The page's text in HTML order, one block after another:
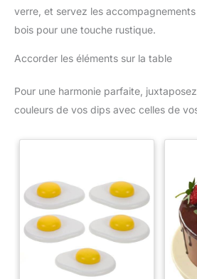
verre, et servez les
bois pour une touche rustique.
Accorder les éléments sur la table
Pour une harmonie parfaite,
couleurs de vos dips avec celles de